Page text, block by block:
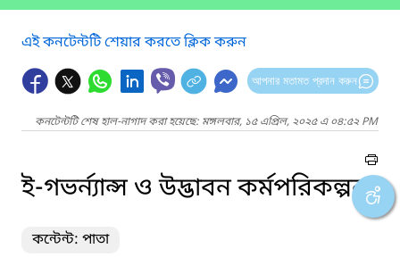
এই কনটেন্টটি শেয়ার করতে ক্লিক করুন
আপনার মতামত প্রদান করুন
কনটেন্টটি শেষ হাল-নাগাদ করা হয়েছে: মঙ্গলবার, ১৫ এপ্রিল, ২০২৫ এ ০৪:৫২ PM
ই-গভর্ন্যান্স ও উদ্ভাবন কর্মপরিকল্পনা
কন্টেন্ট: পাতা